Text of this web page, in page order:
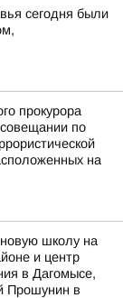
сегодня были
прокурора
по
на
школу на
и центр
в Дагомысе,
Прошунин в